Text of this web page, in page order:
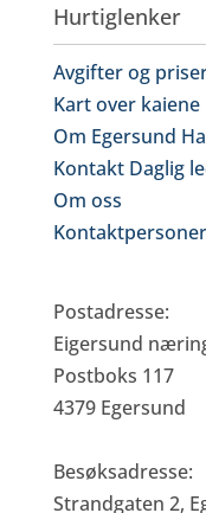
Hurtiglenker
Avgifter og
Kart over kaiene
Om Egersund
Kontakt Daglig
Om oss
Kontaktpersoner
Postadresse:
Eigersund
Postboks 117
4379 Egersund
Besøksadresse:
Strandgaten 2,